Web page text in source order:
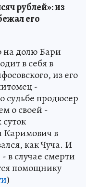
рублей»: из
его
на долю Бари
в себя в
из его
-
судьбе продюсер
о своей -
Каримович в
как Чуча. И
в случае смерти
помощнику
)